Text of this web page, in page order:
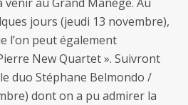
jours (jeudi 13 novembre),
l’on peut également
New Quartet ». Suivront
duo Stéphane Belmondo /
dont on a pu admirer la